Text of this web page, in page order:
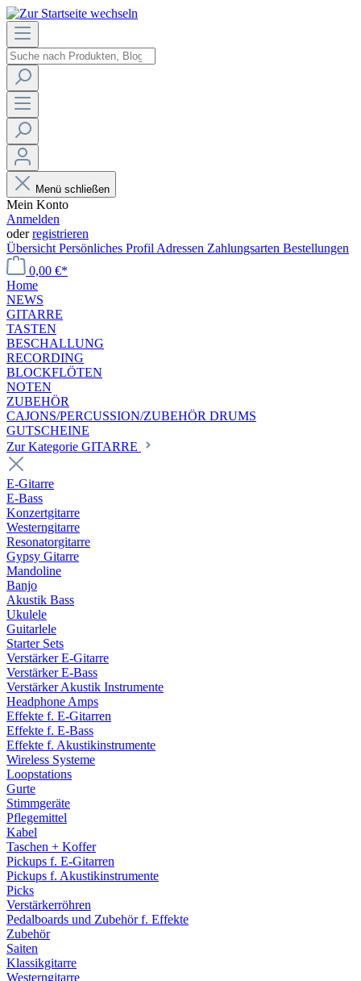
Menü schließen
Mein Konto
Anmelden
oderregistrieren
Übersicht Persönliches Profil Adressen Zahlungsarten Bestellungen
0,00 €*
Home
NEWS
GITARRE
TASTEN
BESCHALLUNG
RECORDING
BLOCKFLÖTEN
NOTEN
ZUBEHÖR
CAJONS/PERCUSSION/ZUBEHÖR DRUMS
GUTSCHEINE
Zur Kategorie GITARRE
E-Gitarre
E-Bass
Konzertgitarre
Westerngitarre
Resonatorgitarre
Gypsy Gitarre
Mandoline
Banjo
Akustik Bass
Ukulele
Guitarlele
Starter Sets
Verstärker E-Gitarre
Verstärker E-Bass
Verstärker Akustik Instrumente
Headphone Amps
Effekte f. E-Gitarren
Effekte f. E-Bass
Effekte f. Akustikinstrumente
Wireless Systeme
Loopstations
Gurte
Stimmgeräte
Pflegemittel
Kabel
Taschen + Koffer
Pickups f. E-Gitarren
Pickups f. Akustikinstrumente
Picks
Verstärkerröhren
Pedalboards und Zubehör f. Effekte
Zubehör
Saiten
Klassikgitarre
Westerngitarre